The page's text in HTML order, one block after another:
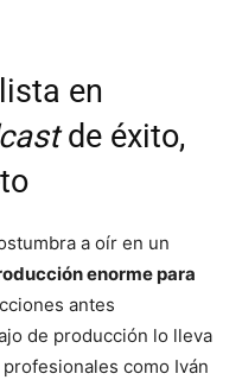
en
de éxito,
a oír en un
enorme para
antes
de producción lo lleva
como Iván